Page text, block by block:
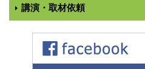
講演・取材依頼